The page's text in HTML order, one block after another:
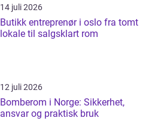
14 juli 2026
Butikk entreprenør i oslo fra tomt
lokale til salgsklart rom
12 juli 2026
Bomberom i Norge: Sikkerhet,
ansvar og praktisk bruk